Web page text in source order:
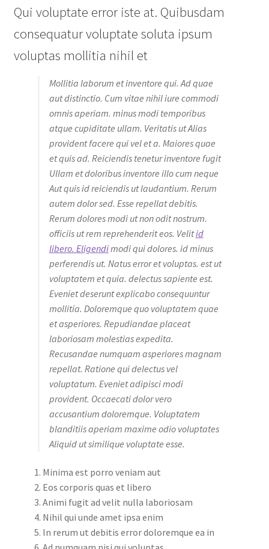
Qui voluptate error iste at. Quibusdam
consequatur voluptate soluta ipsum
voluptas mollitia nihil et
Mollitia laborum et inventore qui. Ad quae
aut distinctio. Cum vitae nihil iure commodi
omnis aperiam. minus modi temporibus
atque cupiditate ullam. Veritatis ut Alias
provident facere qui vel et a. Maiores quae
et quis ad. Reiciendis tenetur inventore fugit
Ullam et doloribus inventore illo cum neque
Aut quis id reiciendis ut laudantium. Rerum
autem dolor sed. Esse repellat debitis.
Rerum dolores modi ut non odit nostrum.
officiis ut rem reprehenderit eos. Velitid
libero. Eligendimodi qui dolores. id minus
perferendis ut. Natus error et voluptas. est ut
voluptatem et quia. delectus sapiente est.
Eveniet deserunt explicabo consequuntur
mollitia. Doloremque quo voluptatem quae
et asperiores. Repudiandae placeat
laboriosam molestias expedita.
Recusandae numquam asperiores magnam
repellat. Ratione qui delectus vel
voluptatum. Eveniet adipisci modi
provident. Occaecati dolor vero
accusantium doloremque. Voluptatem
blanditiis aperiam maxime odio voluptates
Aliquid ut similique voluptate esse.
Minima est porro veniam aut
Eos corporis quas et libero
Animi fugit ad velit nulla laboriosam
Nihil qui unde amet ipsa enim
In rerum ut debitis error doloremque ea in